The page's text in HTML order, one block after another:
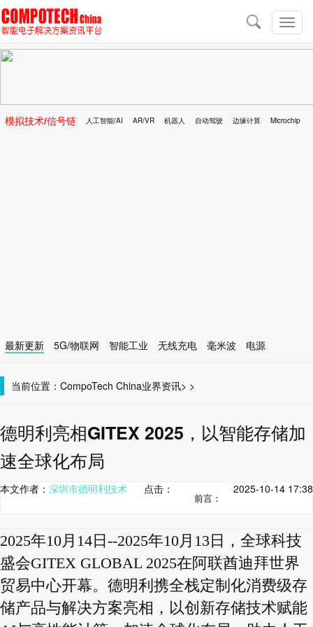
切
换
导
导
航
模拟技术/信号链 人工智能/AI AR/VR 机器人 自动驾驶 边缘计算 Microchip
最新更新 5G/物联网 智能工业 无线充电 毫米波
电源
当前位置： CompoTech China >
业界资讯 >
德明利亮相GITEX 2025，以智能存储加
速全球化布局
本文作者： 深圳市德明利技术 点击： 2025-10-14 17:38
前言：
2025年10月14日--2025年10月13日，全球科技
盛会GITEX GLOBAL 2025在阿联酋迪拜世界
贸易中心开幕。德明利携全栈定制化消费级存
储产品与解决方案亮相，以创新存储技术赋能